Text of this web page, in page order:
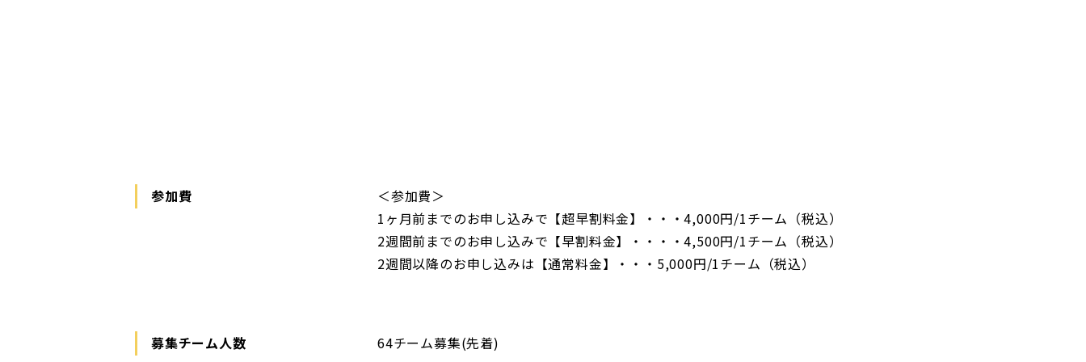
参加費
＜参加費＞
1ヶ月前までのお申し込みで【超早割料金】・・・4,000円/1チーム（税込）
2週間前までのお申し込みで【早割料金】・・・・4,500円/1チーム（税込）
2週間以降のお申し込みは【通常料金】・・・5,000円/1チーム（税込）
募集チーム人数 64チーム募集(先着)